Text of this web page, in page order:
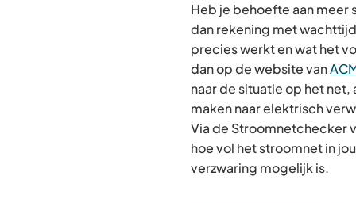
Heb je behoefte aan
dan rekening met
precies werkt en wat het
dan op de website van
naar de situatie op het
maken naar elektrisch
Via de Stroomnetchecker
hoe vol het stroomnet in
verzwaring mogelijk is.